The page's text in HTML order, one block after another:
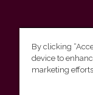
By clicking
device to
marketing